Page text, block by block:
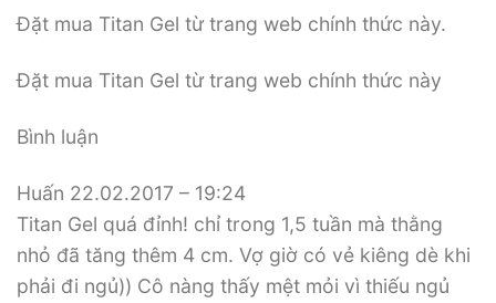
Đặt mua Titan Gel từ trang web chính thức này.
Đặt mua Titan Gel từ trang web chính thức này
Bình luận
Huấn 22.02.2017 – 19:24
Titan Gel quá đỉnh! chỉ trong 1,5 tuần mà thằng
nhỏ đã tăng thêm 4 cm. Vợ giờ có vẻ kiêng dè khi
phải đi ngủ)) Cô nàng thấy mệt mỏi vì thiếu ngủ